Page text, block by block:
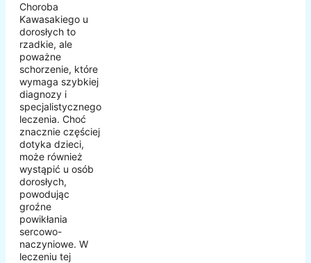
Choroba
Kawasakiego u
dorosłych to
rzadkie, ale
poważne
schorzenie, które
wymaga szybkiej
diagnozy i
specjalistycznego
leczenia. Choć
znacznie częściej
dotyka dzieci,
może również
wystąpić u osób
dorosłych,
powodując
groźne
powikłania
sercowo-
naczyniowe. W
leczeniu tej